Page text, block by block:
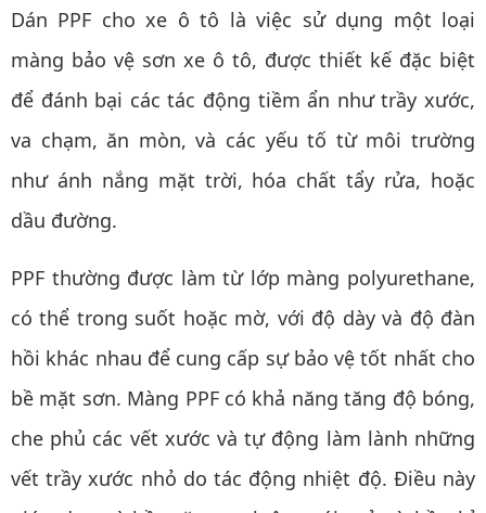
Dán PPF cho xe ô tô là việc sử dụng một loại
màng bảo vệ sơn xe ô tô, được thiết kế đặc biệt
để đánh bại các tác động tiềm ẩn như trầy xước,
va chạm, ăn mòn, và các yếu tố từ môi trường
như ánh nắng mặt trời, hóa chất tẩy rửa, hoặc
dầu đường.
PPF thường được làm từ lớp màng polyurethane,
có thể trong suốt hoặc mờ, với độ dày và độ đàn
hồi khác nhau để cung cấp sự bảo vệ tốt nhất cho
bề mặt sơn. Màng PPF có khả năng tăng độ bóng,
che phủ các vết xước và tự động làm lành những
vết trầy xước nhỏ do tác động nhiệt độ. Điều này